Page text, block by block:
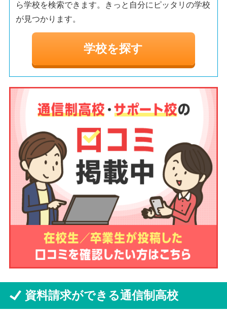
ら学校を検索できます。きっと自分にピッタリの学校
が見つかります。
学校を探す
資料請求ができる通信制高校